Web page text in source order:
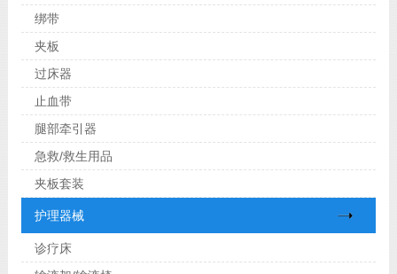
绑带
夹板
过床器
止血带
腿部牵引器
急救/救生用品
夹板套装
护理器械
诊疗床